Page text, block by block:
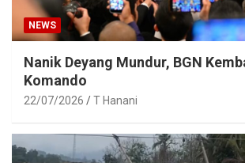
NEWS
Nanik Deyang Mundur, BGN
Komando
22/07/2026 T Hanani